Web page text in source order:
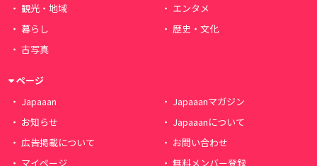
観光・地域
エンタメ
暮らし
歴史・文化
古写真
ページ
Japaaan
Japaaanマガジン
お知らせ
Japaaanについて
広告掲載について
お問い合わせ
マイページ
無料メンバー登録